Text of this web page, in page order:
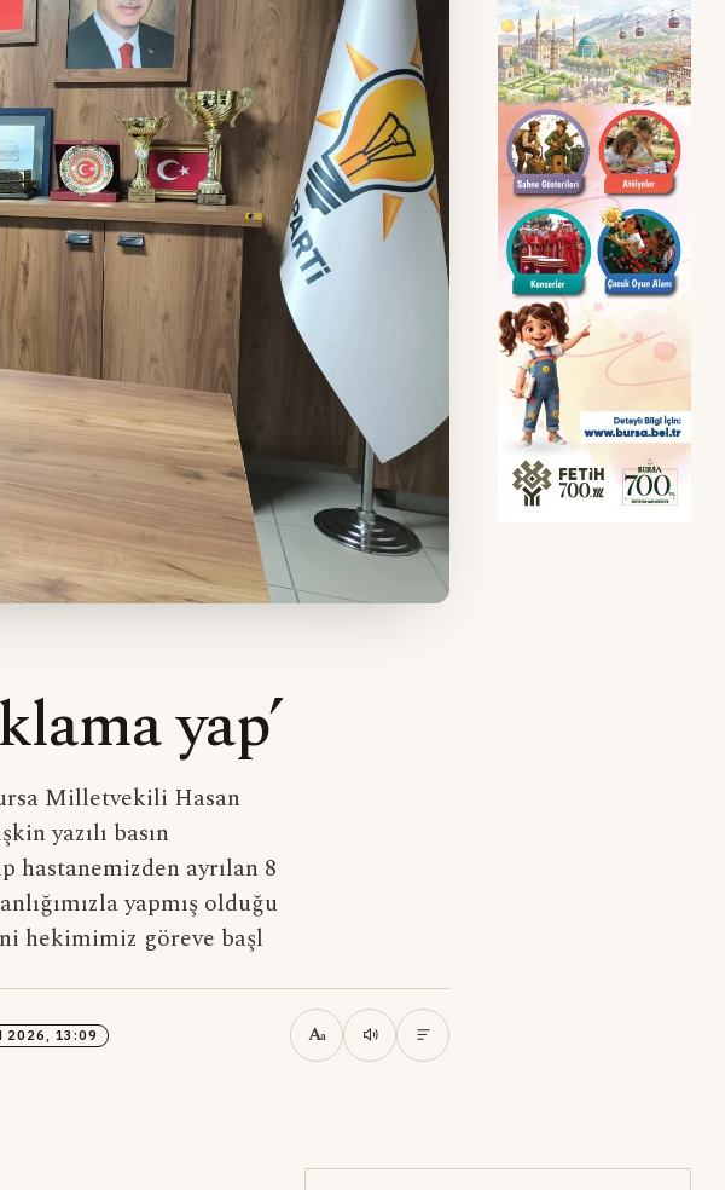
yap’
Milletvekili Hasan
yazılı basın
hastanemizden ayrılan 8
yapmış olduğu
hekimimiz göreve başl
2026, 13:09 Aa